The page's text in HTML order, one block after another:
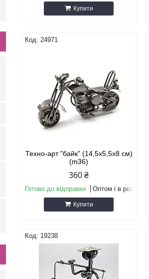
Купити
24971
Техно-арт "байк" (14,5х5,5х8 см)
(m36)
360 ₴
Готово до відправки Оптом і в роздріб
Купити
19238